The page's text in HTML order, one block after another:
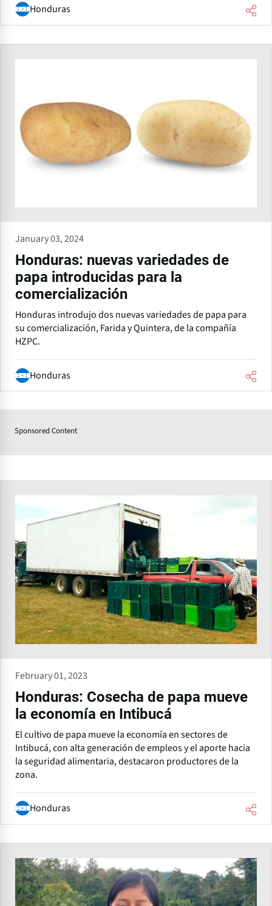
Honduras
January 03, 2024
Honduras: nuevas variedades de
papa introducidas para la
comercialización
Honduras introdujo dos nuevas variedades de papa para
su comercialización, Farida y Quintera, de la compañía
HZPC.
Honduras
Sponsored Content
February 01, 2023
Honduras: Cosecha de papa mueve
la economía en Intibucá
El cultivo de papa mueve la economía en sectores de
Intibucá, con alta generación de empleos y el aporte hacia
la seguridad alimentaria, destacaron productores de la
zona.
Honduras